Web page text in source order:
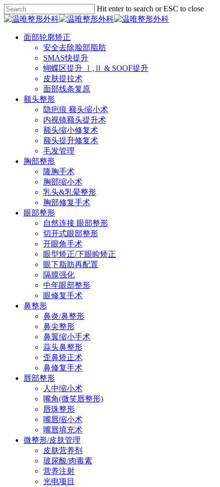
Skip
to
main
content
Hit enter to search or ESC to close
Close
Menu
面部轮廓矫正
安全去除脸部脂肪
SMAS快提升
蝴蝶区提升 Ⅰ,Ⅱ & SOOF提升
皮肤提拉术
面部线条复原
额头整形
隐疤痕 额头缩小术
内视镜额头提升术
额头缩小修复术
额头提升修复术
毛发管理
胸部整形
隆胸手术
胸部缩小术
乳头&乳晕整形
胸部修复手术
眼部整形
自然连接 眼部整形
切开式眼部整形
开眼角手术
眼型矫正/下眼睑矫正
眼下脂肪再配置
隔膜强化
中年眼部整形
眼修复手术
鼻整形
鼻炎/鼻整形
鼻尖整形
鼻翼缩小手术
蒜头鼻整形
歪鼻矫正术
鼻修复手术
唇部整形
人中缩小术
嘴角(微笑唇整形)
唇珠整形
嘴唇缩小术
嘴唇填充术
微整形/皮肤管理
皮肤营养剂
玻尿酸/肉毒素
营养注射
光电项目